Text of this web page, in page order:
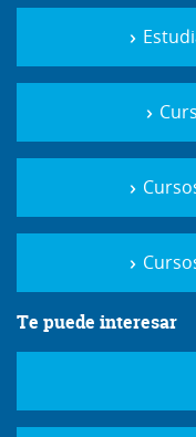
Te puede interesar